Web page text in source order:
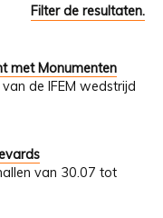
Filter de resultaten.
met Monumenten
de IFEM wedstrijd
van 30.07 tot